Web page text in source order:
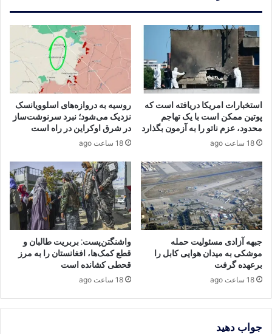
استخبارات امریکا دریافته است که
پوتین ممکن است با یک تهاجم
محدود، عزم ناتو را به آزمون بگذارد
18 ساعت ago
روسیه به دروازه‌های اسلوویانسک
نزدیک می‌شود؛ نبرد سرنوشت‌ساز
در شرق اوکراین در راه است
18 ساعت ago
جبهه آزادی مسئولیت حمله
موشکی به میدان هوایی کابل را
برعهده گرفت
18 ساعت ago
واشنگتن‌پست: بربریت طالبان و
قطع کمک‌ها، افغانستان را به مرز
قحطی کشانده است
18 ساعت ago
جواب دهید